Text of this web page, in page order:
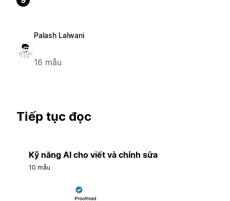
Palash Lalwani
16 mẫu
Tiếp tục đọc
Kỹ năng AI cho viết và chỉnh sửa
10 mẫu